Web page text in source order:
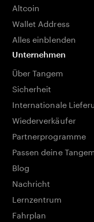
Altcoin
Wallet Address
Alles einblenden
Unternehmen
Über Tangem
Sicherheit
Internationale
Wiederverkäufer
Partnerprogramme
Passen deine
Blog
Nachricht
Lernzentrum
Fahrplan